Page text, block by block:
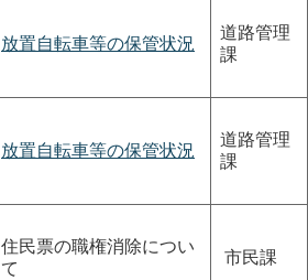
放置自転車等の保管状況
道路管理
課
放置自転車等の保管状況
道路管理
課
住民票の職権消除につい
て
市民課